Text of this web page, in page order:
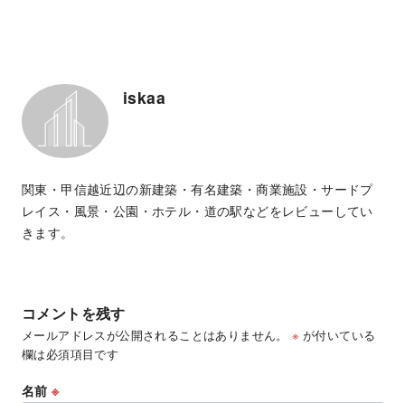
iskaa
関東・甲信越近辺の新建築・有名建築・商業施設・サードプ
レイス・風景・公園・ホテル・道の駅などをレビューしてい
きます。
コメントを残す
メールアドレスが公開されることはありません。 ※ が付いている
欄は必須項目です
名前※